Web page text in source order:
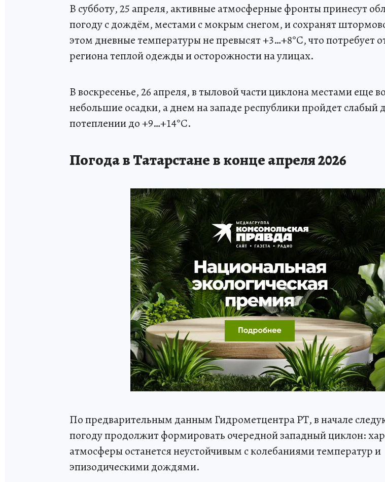
В субботу, 25 апреля, активные атмосферные фронты принесут
погоду с дождём, местами с мокрым снегом, и сохранят
этом дневные температуры не превысят +3…+8°С, что потребует
региона теплой одежды и осторожности на улицах.
В воскресенье, 26 апреля, в тыловой части циклона местами еще
небольшие осадки, а днем на западе республики пройдет слабый
потеплении до +9…+14°С.
Погода в Татарстане в конце апреля 2026
По предварительным данным Гидрометцентра РТ, в начале
погоду продолжит формировать очередной западный циклон:
атмосферы останется неустойчивым с колебаниями температур и
эпизодическими дождями.